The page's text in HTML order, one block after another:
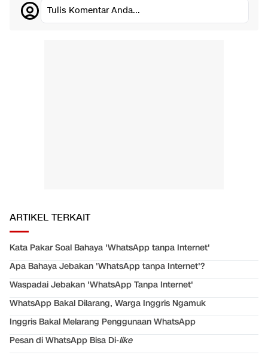
Tulis Komentar Anda...
ARTIKEL TERKAIT
Kata Pakar Soal Bahaya 'WhatsApp tanpa Internet'
Apa Bahaya Jebakan 'WhatsApp tanpa Internet'?
Waspadai Jebakan 'WhatsApp Tanpa Internet'
WhatsApp Bakal Dilarang, Warga Inggris Ngamuk
Inggris Bakal Melarang Penggunaan WhatsApp
Pesan di WhatsApp Bisa Di-like